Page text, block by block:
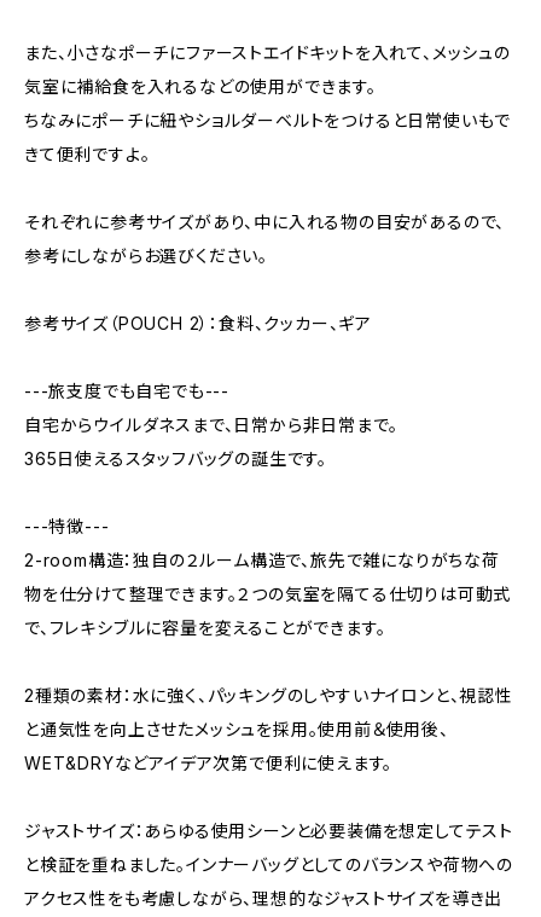
また、小さなポーチにファーストエイドキットを入れて、メッシュの
気室に補給食を入れるなどの使用ができます。
ちなみにポーチに紐やショルダーベルトをつけると日常使いもで
きて便利ですよ。
それぞれに参考サイズがあり、中に入れる物の目安があるので、
参考にしながらお選びください。
参考サイズ（POUCH 2）：食料、クッカー、ギア
---旅支度でも自宅でも---
自宅からウイルダネスまで、日常から非日常まで。
365日使えるスタッフバッグの誕生です。
---特徴---
2-room構造：独自の２ルーム構造で、旅先で雑になりがちな荷
物を仕分けて整理できます。２つの気室を隔てる仕切りは可動式
で、フレキシブルに容量を変えることができます。
2種類の素材：水に強く、パッキングのしやすいナイロンと、視認性
と通気性を向上させたメッシュを採用。使用前＆使用後、
WET&DRYなどアイデア次第で便利に使えます。
ジャストサイズ：あらゆる使用シーンと必要装備を想定してテスト
と検証を重ねました。インナーバッグとしてのバランスや荷物への
アクセス性をも考慮しながら、理想的なジャストサイズを導き出